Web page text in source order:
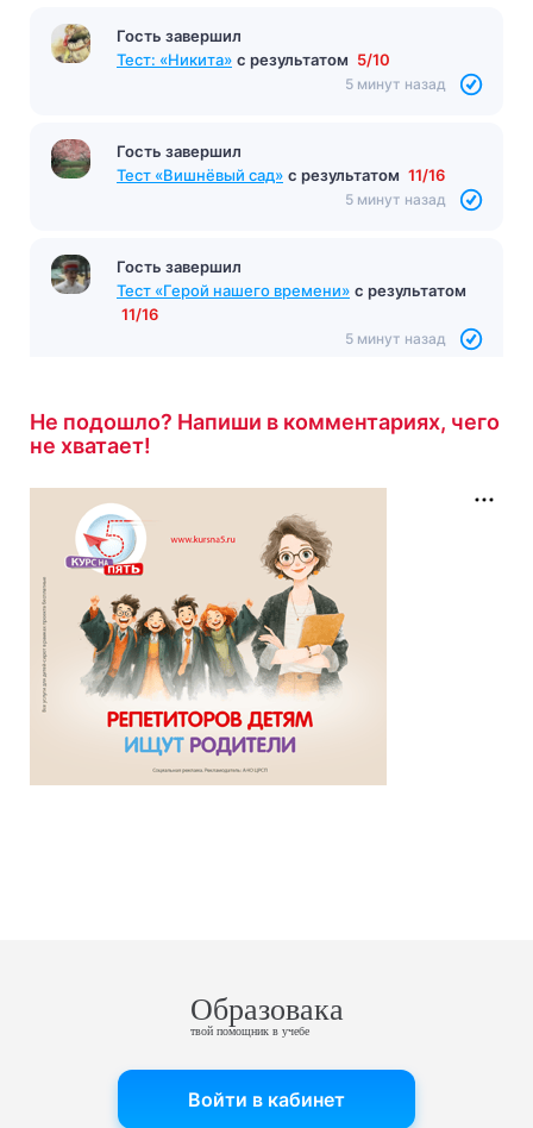
Гость завершил
Тест на тему Великая французская революция
7/10
Гость завершил
с результатом 5/10
Гость завершил
Тест «Вишнёвый сад»
5 минут назад
Гость завершил
Тест «Герой нашего времени»
5 минут назад
Не подошло? Напиши в комментариях, чего
не хватает!
Образовака
твой помощник в учебе
Войти в кабинет